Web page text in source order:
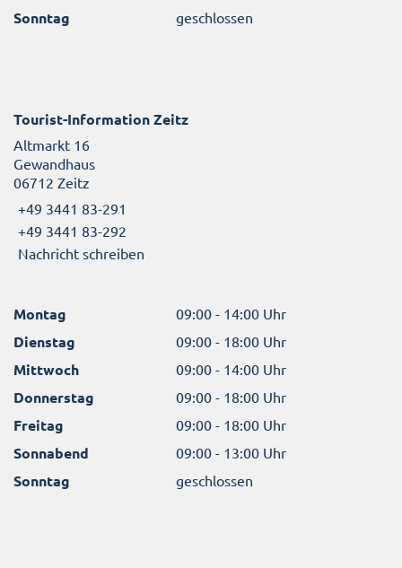
Sonntag geschlossen
Tourist-Information Zeitz
Altmarkt 16
Gewandhaus
06712 Zeitz
+49 3441 83-291
+49 3441 83-292
Nachricht schreiben
Montag 09:00 - 14:00 Uhr
Dienstag 09:00 - 18:00 Uhr
Mittwoch 09:00 - 14:00 Uhr
Donnerstag 09:00 - 18:00 Uhr
Freitag 09:00 - 18:00 Uhr
Sonnabend 09:00 - 13:00 Uhr
Sonntag geschlossen